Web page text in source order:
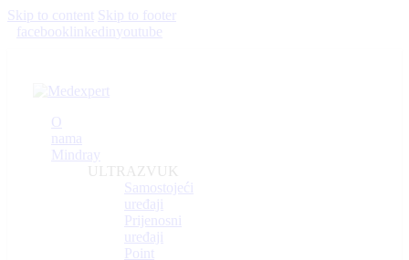
Skip to content Skip to footer
facebook
linkedin youtube
O
nama
Mindray
ULTRAZVUK
Samostojeći
uređaji
Prijenosni
uređaji
Point